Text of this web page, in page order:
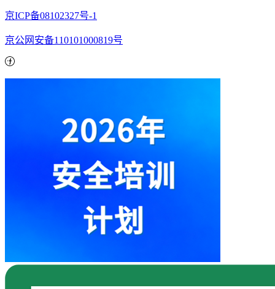
京ICP备08102327号-1
京公网安备110101000819号